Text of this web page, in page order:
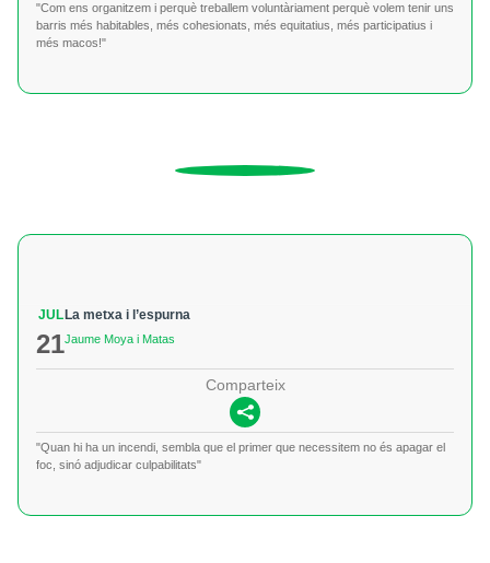
"Com ens organitzem i perquè treballem voluntàriament perquè volem tenir uns
barris més habitables, més cohesionats, més equitatius, més participatius i
més macos!"
JUL
21
La metxa i l’espurna
Jaume Moya i Matas
Comparteix
"Quan hi ha un incendi, sembla que el primer que necessitem no és apagar el
foc, sinó adjudicar culpabilitats"